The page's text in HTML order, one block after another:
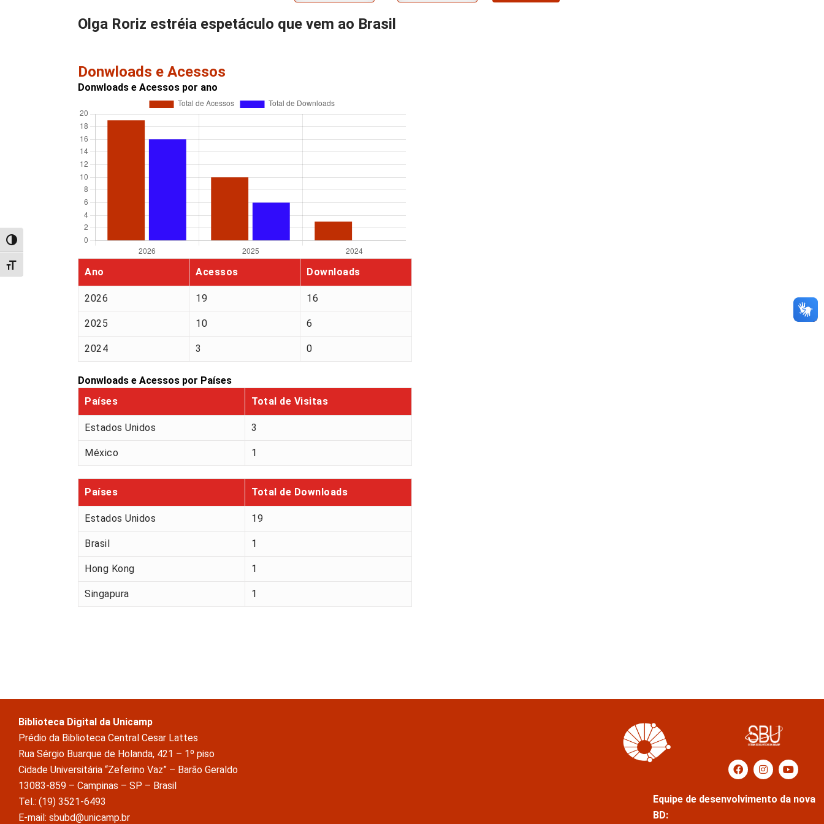
Alternar alto contraste
Alternar tamanho da fonte
Olga Roriz estréia espetáculo que vem ao Brasil
Donwloads e Acessos
Donwloads e Acessos por ano
Ano Acessos Downloads
2026 19 16
2025 10 6
2024 3 0
Donwloads e Acessos por Países
Países
Total de Visitas
Estados Unidos 3
México 1
Países Total de Downloads
Estados Unidos 19
Brasil 1
Hong Kong 1
Singapura 1
Biblioteca Digital da Unicamp
Prédio da Biblioteca Central Cesar Lattes
Rua Sérgio Buarque de Holanda, 421 – 1º piso
Cidade Universitária “Zeferino Vaz” – Barão Geraldo
13083-859 – Campinas – SP – Brasil
Tel.: (19) 3521-6493
E-mail: sbubd@unicamp.br
Equipe de desenvolvimento da nova
BD: